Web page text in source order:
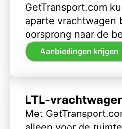
GetTransport.com
aparte vrachtwagen
oorsprong naar de
Aanbiedingen krijgen
LTL-
Met